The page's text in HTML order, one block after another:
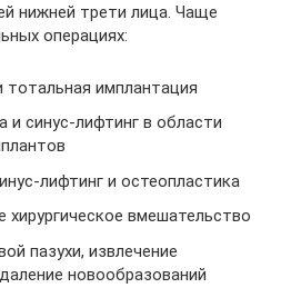
нижней трети лица. Чаще
операциях:
имплантация
и синус-лифтинг в области
лифтинг и остеопластика
хирургическое вмешательство
пазухи, извлечение
новообразований